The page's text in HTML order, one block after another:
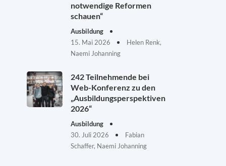
notwendige Reformen
schauen“
Ausbildung
15. Mai 2026
Helen Renk,
Naemi Johanning
242 Teilnehmende bei
Web-Konferenz zu den
„Ausbildungsperspektiven
2026“
Ausbildung
30. Juli 2026
Fabian
Schaffer, Naemi Johanning